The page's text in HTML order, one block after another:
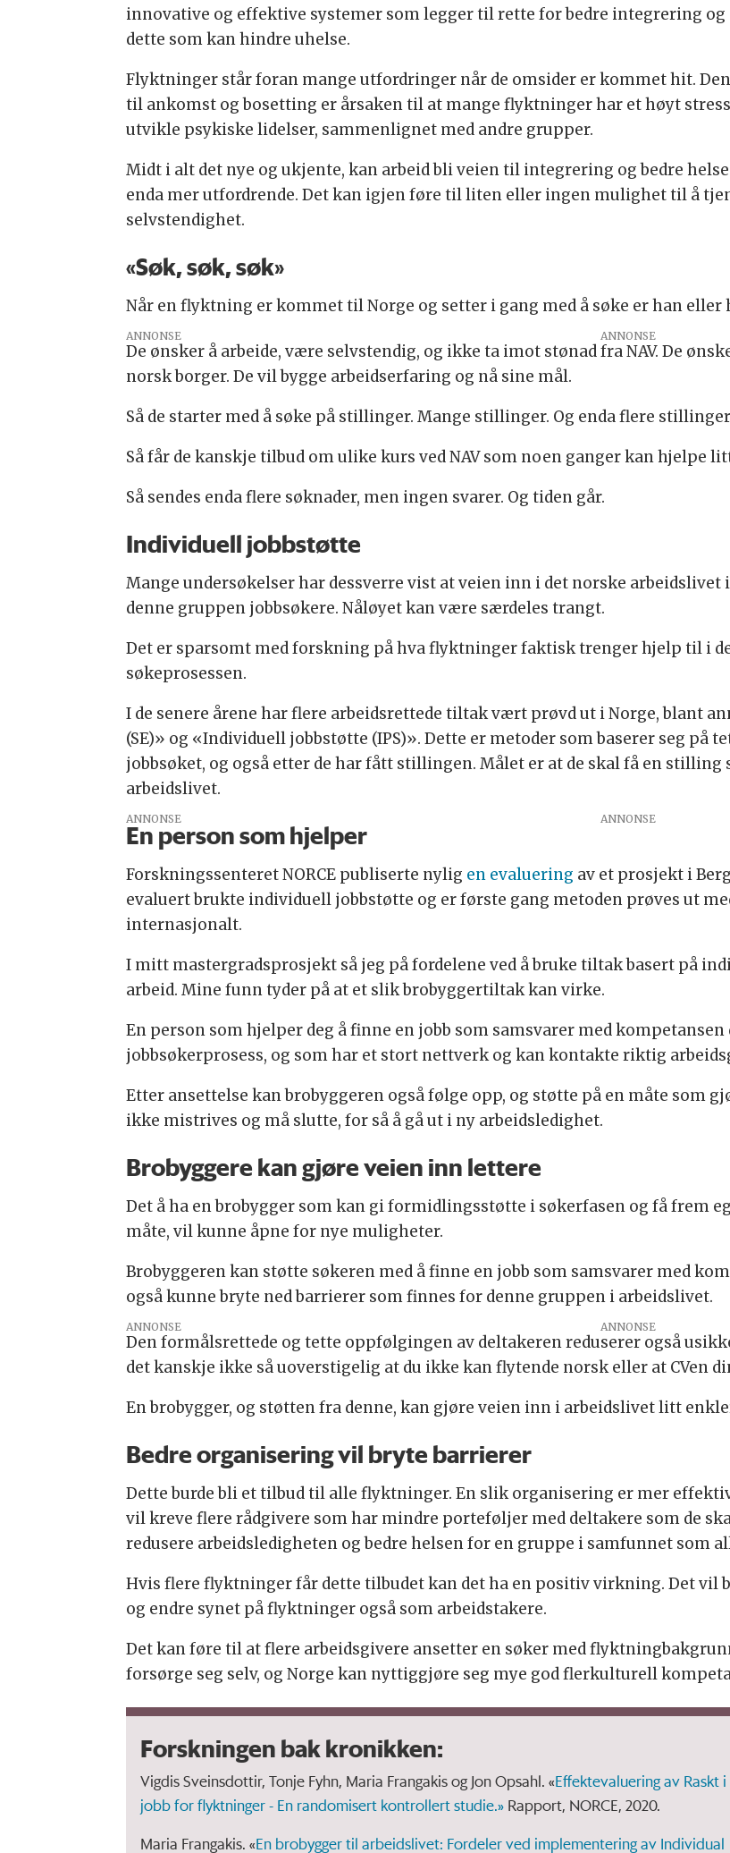
innovative og effektive systemer som legger til rette for bedre integrering
dette som kan hindre uhelse.
Flyktninger står foran mange utfordringer når de omsider er kommet hit.
til ankomst og bosetting er årsaken til at mange flyktninger har et høyt
utvikle psykiske lidelser, sammenlignet med andre grupper.
Midt i alt det nye og ukjente, kan arbeid bli veien til integrering og bedre
enda mer utfordrende. Det kan igjen føre til liten eller ingen mulighet til å
selvstendighet.
«Søk, søk, søk»
Når en flyktning er kommet til Norge og setter i gang med å søke er han
ANNONSE
De ønsker å arbeide, være selvstendig, og ikke ta imot stønad fra NAV. De
norsk borger. De vil bygge arbeidserfaring og nå sine mål.
Så de starter med å søke på stillinger. Mange stillinger. Og enda flere
Så får de kanskje tilbud om ulike kurs ved NAV som noen ganger kan hjelpe
Så sendes enda flere søknader, men ingen svarer. Og tiden går.
Individuell jobbstøtte
Mange undersøkelser har dessverre vist at veien inn i det norske
denne gruppen jobbsøkere. Nåløyet kan være særdeles trangt.
Det er sparsomt med forskning på hva flyktninger faktisk trenger hjelp til i
søkeprosessen.
I de senere årene har flere arbeidsrettede tiltak vært prøvd ut i Norge, blant
(SE)» og «Individuell jobbstøtte (IPS)». Dette er metoder som baserer seg på
jobbsøket, og også etter de har fått stillingen. Målet er at de skal få en
arbeidslivet.
ANNONSE
En person som hjelper
Forskningssenteret NORCE publiserte nylig en evaluering av et prosjekt i
evaluert brukte individuell jobbstøtte og er første gang metoden prøves ut
internasjonalt.
I mitt mastergradsprosjekt så jeg på fordelene ved å bruke tiltak basert på
arbeid. Mine funn tyder på at et slik brobyggertiltak kan virke.
En person som hjelper deg å finne en jobb som samsvarer med
jobbsøkerprosess, og som har et stort nettverk og kan kontakte riktig
Etter ansettelse kan brobyggeren også følge opp, og støtte på en måte som
ikke mistrives og må slutte, for så å gå ut i ny arbeidsledighet.
Brobyggere kan gjøre veien inn lettere
Det å ha en brobygger som kan gi formidlingsstøtte i søkerfasen og få frem
måte, vil kunne åpne for nye muligheter.
Brobyggeren kan støtte søkeren med å finne en jobb som samsvarer med
også kunne bryte ned barrierer som finnes for denne gruppen i arbeidslivet.
ANNONSE
Den formålsrettede og tette oppfølgingen av deltakeren reduserer også
det kanskje ikke så uoverstigelig at du ikke kan flytende norsk eller at CVen
En brobygger, og støtten fra denne, kan gjøre veien inn i arbeidslivet litt
Bedre organisering vil bryte barrierer
Dette burde bli et tilbud til alle flyktninger. En slik organisering er mer
vil kreve flere rådgivere som har mindre porteføljer med deltakere som de
redusere arbeidsledigheten og bedre helsen for en gruppe i samfunnet som
Hvis flere flyktninger får dette tilbudet kan det ha en positiv virkning. Det vil
og endre synet på flyktninger også som arbeidstakere.
Det kan føre til at flere arbeidsgivere ansetter en søker med
forsørge seg selv, og Norge kan nyttiggjøre seg mye god flerkulturell
Forskningen bak kronikken:
Vigdis Sveinsdottir, Tonje Fyhn, Maria Frangakis og Jon Opsahl. «Effektevaluering av Raskt i
jobb for flyktninger - En randomisert kontrollert studie.»Rapport, NORCE, 2020.
Maria Frangakis. «En brobygger til arbeidslivet: Fordeler ved implementering av Individual